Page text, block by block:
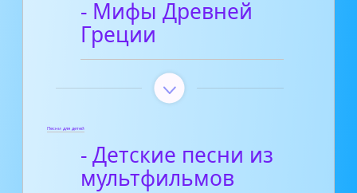
- Мифы Древней
Греции
Песни для детей
- Детские песни из
мультфильмов